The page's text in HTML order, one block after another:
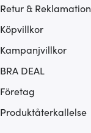
Retur & Reklamation
Köpvillkor
Kampanjvillkor
BRA DEAL
Företag
Produktåterkallelse